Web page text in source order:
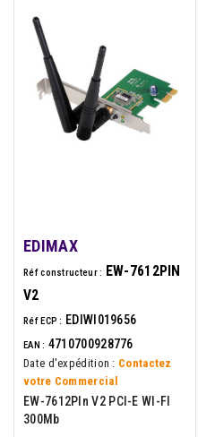
EDIMAX
Réf constructeur :
EW-7612PIN
V2
Réf ECP : EDIWI019656
EAN : 4710700928776
Date d'expédition : Contactez
votre Commercial
EW-7612PIn V2 PCI-E WI-FI
300Mb